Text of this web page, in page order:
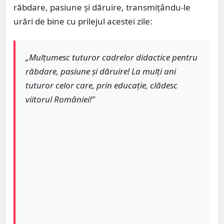
răbdare, pasiune și dăruire, transmițându-le
urări de bine cu prilejul acestei zile:
„Mulțumesc tuturor cadrelor didactice pentru
răbdare, pasiune și dăruire! La mulți ani
tuturor celor care, prin educație, clădesc
viitorul României!”